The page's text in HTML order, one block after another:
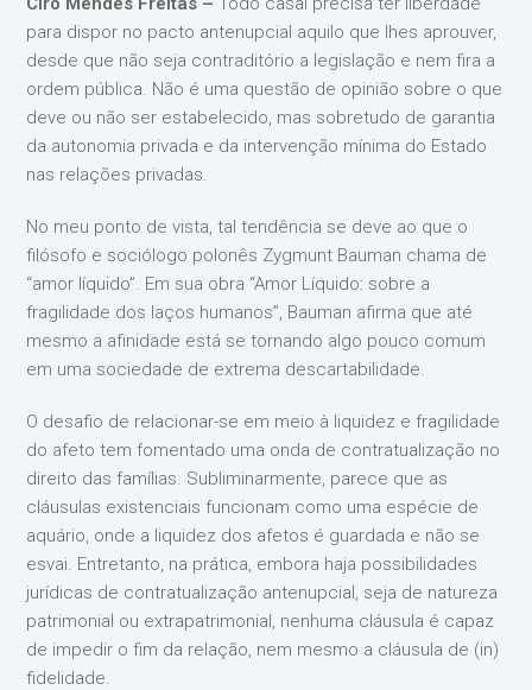
para dispor no pacto antenupcial aquilo que lhes aprouver,
desde que não seja contraditório a legislação e nem fira a
ordem pública. Não é uma questão de opinião sobre o que
deve ou não ser estabelecido, mas sobretudo de garantia
da autonomia privada e da intervenção mínima do Estado
nas relações privadas.
No meu ponto de vista, tal tendência se deve ao que o
filósofo e sociólogo polonês Zygmunt Bauman chama de
“amor líquido”. Em sua obra “Amor Líquido: sobre a
fragilidade dos laços humanos”, Bauman afirma que até
mesmo a afinidade está se tornando algo pouco comum
em uma sociedade de extrema descartabilidade.
O desafio de relacionar-se em meio à liquidez e fragilidade
do afeto tem fomentado uma onda de contratualização no
direito das famílias. Subliminarmente, parece que as
cláusulas existenciais funcionam como uma espécie de
aquário, onde a liquidez dos afetos é guardada e não se
esvai. Entretanto, na prática, embora haja possibilidades
jurídicas de contratualização antenupcial, seja de natureza
patrimonial ou extrapatrimonial, nenhuma cláusula é capaz
de impedir o fim da relação, nem mesmo a cláusula de (in)
fidelidade.